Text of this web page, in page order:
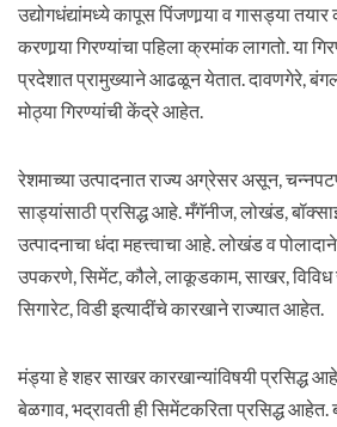
उद्योगधंद्यांमध्ये कापूस पिंजणार्‍या व गासड्या
करणार्‍या गिरण्यांचा पहिला क्रमांक लागतो. या
प्रदेशात प्रामुख्याने आढळून येतात. दावणगेरे,
मोठ्या गिरण्यांची केंद्रे आहेत.
रेशमाच्या उत्पादनात राज्य अग्रेसर असून,
साड्यांसाठी प्रसिद्ध आहे. मँगॅनीज, लोखंड,
उत्पादनाचा धंदा महत्त्वाचा आहे. लोखंड व
उपकरणे, सिमेंट, कौले, लाकूडकाम, साखर,
सिगारेट, विडी इत्यादींचे कारखाने राज्यात आहेत.
मंड्या हे शहर साखर कारखान्यांविषयी प्रसिद्ध
बेळगाव, भद्रावती ही सिमेंटकरिता प्रसिद्ध आहेत.